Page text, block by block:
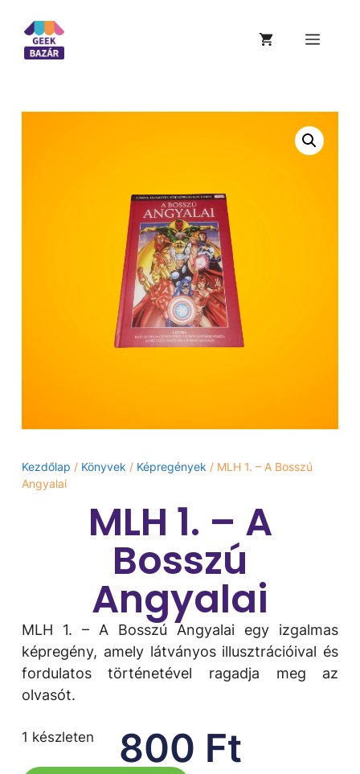
Kezdőlap / Könyvek / Képregények / MLH 1. – A Bosszú
Angyalai
MLH 1. – A
Bosszú
Angyalai
MLH 1. – A Bosszú Angyalai egy izgalmas
képregény, amely látványos illusztrációival és
fordulatos történetével ragadja meg az
olvasót.
800 Ft
1 készleten